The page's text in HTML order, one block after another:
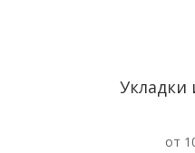
Укладки
от